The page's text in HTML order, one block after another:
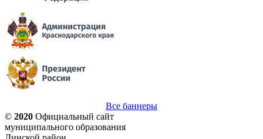
Все баннеры
© 2020 Официальный сайт
муниципального образования